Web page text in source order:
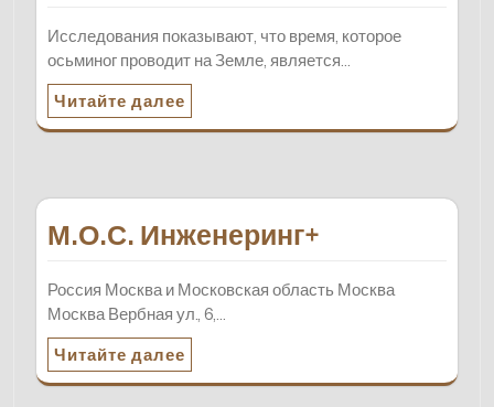
Исследования показывают, что время, которое
осьминог проводит на Земле, является…
Читайте далее
М.О.С. Инженеринг+
Россия Москва и Московская область Москва
Москва Вербная ул., 6,…
Читайте далее